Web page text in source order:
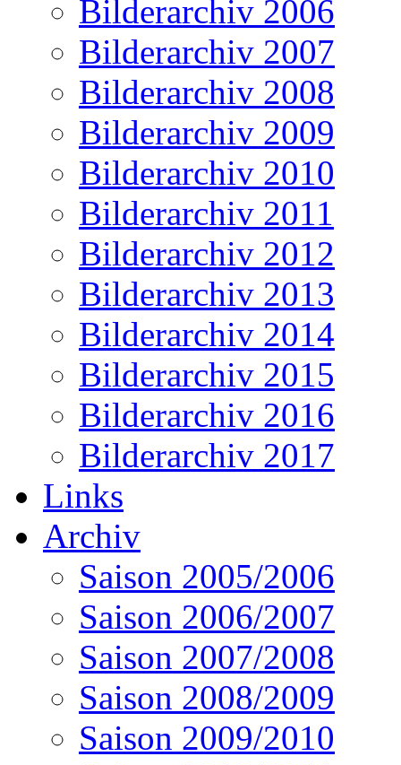
Bilderarchiv 2006
Bilderarchiv 2007
Bilderarchiv 2008
Bilderarchiv 2009
Bilderarchiv 2010
Bilderarchiv 2011
Bilderarchiv 2012
Bilderarchiv 2013
Bilderarchiv 2014
Bilderarchiv 2015
Bilderarchiv 2016
Bilderarchiv 2017
Links
Archiv
Saison 2005/2006
Saison 2006/2007
Saison 2007/2008
Saison 2008/2009
Saison 2009/2010